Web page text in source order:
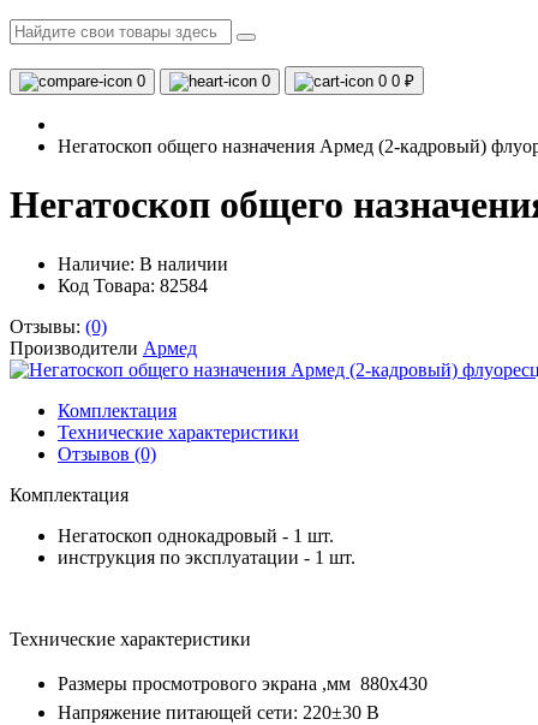
0 0 0 0 ₽
Негатоскоп общего назначения Армед (2-кадровый)
Негатоскоп общего
Наличие: В наличии
Код Товара: 82584
Отзывы: (0)
Производители Армед
Комплектация
Технические характеристики
Отзывов (0)
Комплектация
Негатоскоп однокадровый - 1 шт.
инструкция по эксплуатации - 1 шт.
Технические характеристики
Размеры просмотрового экрана ,мм 880х430
Напряжение питающей сети: 220±30 В